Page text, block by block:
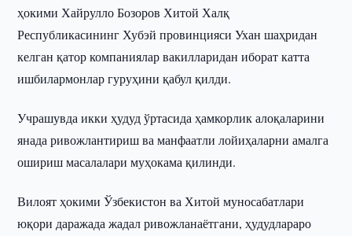
ҳокими Хайрулло Бозоров Хитой Халқ
Республикасининг Хубэй провинцияси Ухан шаҳридан
келган қатор компаниялар вакилларидан иборат катта
ишбилармонлар гуруҳини қабул қилди.
Учрашувда икки ҳудуд ўртасида ҳамкорлик алоқаларини
янада ривожлантириш ва манфаатли лойиҳаларни амалга
ошириш масалалари муҳокама қилинди.
Вилоят ҳокими Ўзбекистон ва Хитой муносабатлари
юқори даражада жадал ривожланаётгани, ҳудудлараро